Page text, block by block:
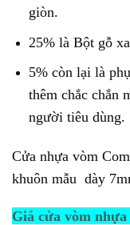
giòn.
25% là Bột gỗ
5% còn lại là
thêm chắc chắn
người tiêu dùng.
Cửa nhựa vòm
khuôn mẫu dày
Giá cửa vòm nhựa